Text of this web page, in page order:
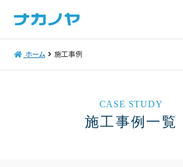
ホーム 施工事例
CASE STUDY
施工事例一覧